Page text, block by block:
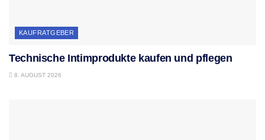
KAUFRATGEBER
Technische Intimprodukte kaufen und pflegen
8. AUGUST 2026